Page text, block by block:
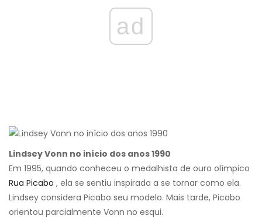
ad
Lindsey Vonn no início dos anos 1990
Em 1995, quando conheceu o medalhista de ouro olímpico
Rua Picabo , ela se sentiu inspirada a se tornar como ela.
Lindsey considera Picabo seu modelo. Mais tarde, Picabo
orientou parcialmente Vonn no esqui.